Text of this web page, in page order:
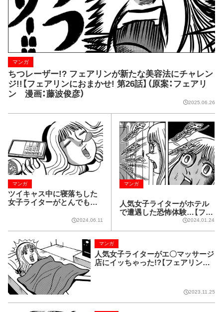
ちつレーザー!? フェアリンが新たな美容法にチャレン
ジ!!【フェアリンにおまかせ! 第26話】（原案：フェアリ
ン 漫画：藤波俊彦）
マンガ
2025.06.26
ツイキャス中に寝落ちした
女子ライターがとんでもな
まかせ! 第25話】（原案：フェ
マンガ
2024.06.11
人気女子ライターがホテル
で遭遇した恐怖体験…【フェ
アリンにおまかせ! 第24話】
（原案：フェアリン 漫画：藤
マンガ
2024.01.24
人気女子ライターがエ〇マッサージ
店にイッちゃった!?【フェアリンに
マンガ
2023.11.25